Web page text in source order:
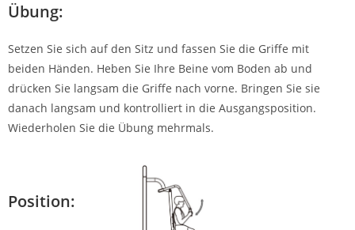
Übung:
Setzen Sie sich auf den Sitz und fassen Sie die Griffe mit
beiden Händen. Heben Sie Ihre Beine vom Boden ab und
drücken Sie langsam die Griffe nach vorne. Bringen Sie sie
danach langsam und kontrolliert in die Ausgangsposition.
Wiederholen Sie die Übung mehrmals.
Position: